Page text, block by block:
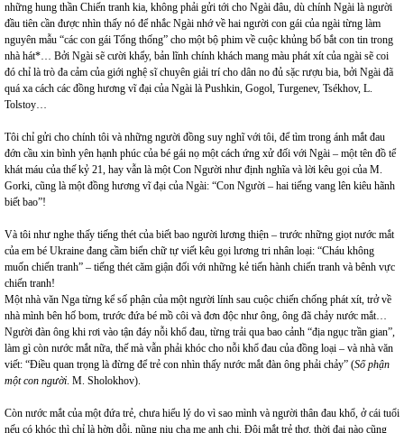
những hung thần Chiến tranh kia, không phải gửi tới cho Ngài đâu, dù chính Ngài là người
đầu tiên cần được nhìn thấy nó để nhắc Ngài nhớ về hai người con gái của ngài từng làm
nguyên mẫu “các con gái Tổng thống” cho một bộ phim về cuộc khủng bố bắt con tin trong
nhà hát*… Bởi Ngài sẽ cười khẩy, bản lĩnh chính khách mang màu phát xít của ngài sẽ coi
đó chỉ là trò đa cảm của giới nghệ sĩ chuyên giải trí cho dân no đủ sặc rượu bia, bởi Ngài đã
quá xa cách các đồng hương vĩ đại của Ngài là Pushkin, Gogol, Turgenev, Tsékhov, L.
Tolstoy…
Tôi chỉ gửi cho chính tôi và những người đồng suy nghĩ với tôi, để tìm trong ánh mắt đau
đớn cầu xin bình yên hạnh phúc của bé gái nọ một cách ứng xử đối với Ngài – một tên đồ tể
khát máu của thế kỷ 21, hay vẫn là một Con Người như định nghĩa và lời kêu gọi của M.
Gorki, cũng là một đồng hương vĩ đại của Ngài: “Con Người – hai tiếng vang lên kiêu hãnh
biết bao”!
Và tôi như nghe thấy tiếng thét của biết bao người lương thiện – trước những giọt nước mắt
của em bé Ukraine đang cầm biển chữ tự viết kêu gọi lương tri nhân loại: “Cháu không
muốn chiến tranh” – tiếng thét căm giận đối với những kẻ tiến hành chiến tranh và bênh vực
chiến tranh!
Một nhà văn Nga từng kể số phận của một người lính sau cuộc chiến chống phát xít, trở về
nhà mình bên hố bom, trước đứa bé mồ côi và đơn độc như ông, ông đã chảy nước mắt…
Người đàn ông khi rơi vào tận đáy nỗi khổ đau, từng trải qua bao cảnh “địa ngục trần gian”,
làm gì còn nước mắt nữa, thế mà vẫn phải khóc cho nỗi khổ đau của đồng loại – và nhà văn
viết: “Điều quan trọng là đừng để trẻ con nhìn thấy nước mắt đàn ông phải chảy” (Số phận
một con người. M. Sholokhov).
Còn nước mắt của một đứa trẻ, chưa hiểu lý do vì sao mình và người thân đau khổ, ở cái tuổi
nếu có khóc thì chỉ là hờn dỗi, nũng nịu cha mẹ anh chị. Đôi mắt trẻ thơ, thời đại nào cũng